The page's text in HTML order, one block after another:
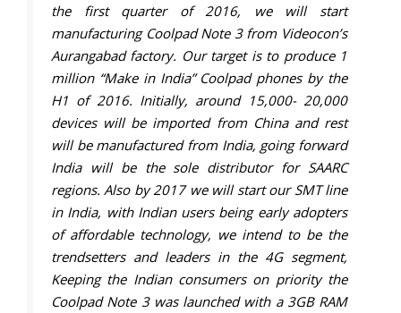
the first quarter of 2016, we will start
manufacturing Coolpad Note 3 from Videocon’s
Aurangabad factory. Our target is to produce 1
million “Make in India” Coolpad phones by the
H1 of 2016. Initially, around 15,000- 20,000
devices will be imported from China and rest
will be manufactured from India, going forward
India will be the sole distributor for SAARC
regions. Also by 2017 we will start our SMT line
in India, with Indian users being early adopters
of affordable technology, we intend to be the
trendsetters and leaders in the 4G segment,
Keeping the Indian consumers on priority the
Coolpad Note 3 was launched with a 3GB RAM